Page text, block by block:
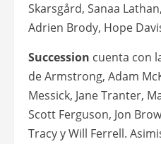
Skarsgård, Sanaa
Adrien Brody, Hope
Succession cuenta con
de Armstrong, Adam
Messick, Jane Tranter,
Scott Ferguson, Jon
Tracy y Will Ferrell.